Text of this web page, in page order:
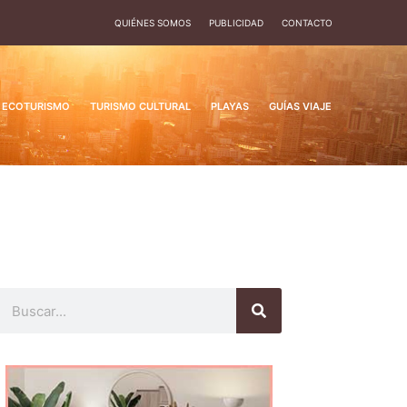
QUIÉNES SOMOS PUBLICIDAD CONTACTO
ECOTURISMO TURISMO CULTURAL PLAYAS GUÍAS VIAJE